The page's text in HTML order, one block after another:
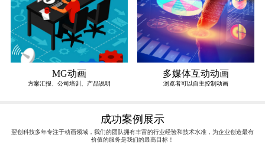
MG动画
方案汇报、公司培训、产品说明
多媒体互动动画
浏览者可以自主控制动画
成功案例展示
翌创科技多年专注于动画领域，我们的团队拥有丰富的行业经验和技术水准，为企业创造最有
价值的服务是我们的最高目标！